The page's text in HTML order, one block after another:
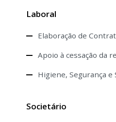
Laboral
Elaboração de
Apoio à cessação da
Higiene, Segurança e
Societário